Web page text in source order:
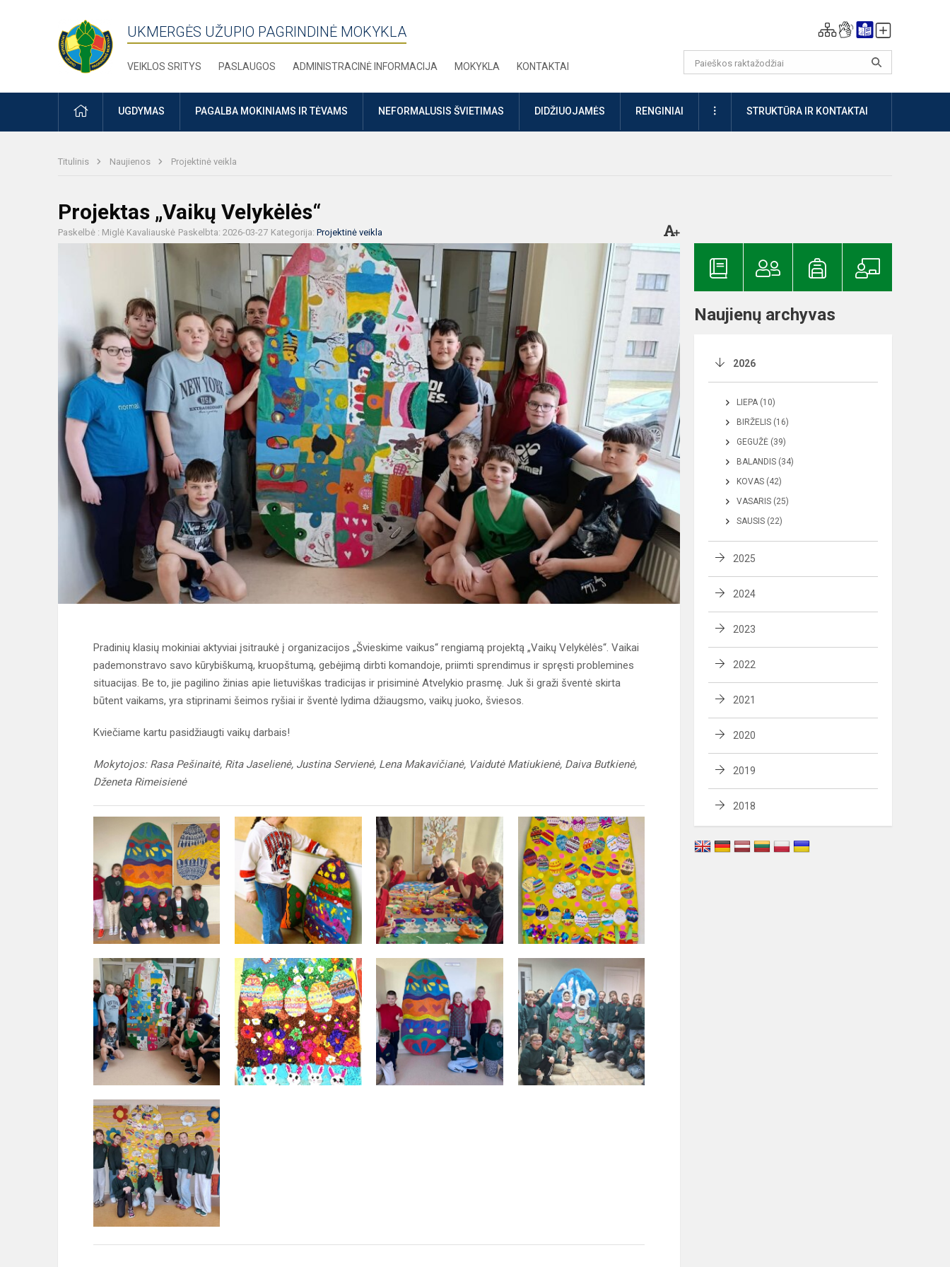
UKMERGĖS UŽUPIO PAGRINDINĖ MOKYKLA
VEIKLOS SRITYS PASLAUGOS ADMINISTRACINĖ INFORMACIJA MOKYKLA KONTAKTAI
PRADŽIAUGDYMAS PAGALBA MOKINIAMS IR TĖVAMS NEFORMALUSIS ŠVIETIMAS DIDŽIUOJAMĖS RENGINIAI DAUGIAUSTRUKTŪRA IR KONTAKTAI
Titulinis Naujienos Projektinė veikla
Projektas „Vaikų Velykėlės“
Paskelbė : Miglė Kavaliauskė Paskelbta: 2026-03-27 Kategorija: Projektinė veikla
Pradinių klasių mokiniai aktyviai įsitraukė į organizacijos „Švieskime vaikus“ rengiamą projektą „Vaikų Velykėlės“. Vaikai
pademonstravo savo kūrybiškumą, kruopštumą, gebėjimą dirbti komandoje, priimti sprendimus ir spręsti problemines
situacijas. Be to, jie pagilino žinias apie lietuviškas tradicijas ir prisiminė Atvelykio prasmę. Juk ši graži šventė skirta
būtent vaikams, yra stiprinami šeimos ryšiai ir šventė lydima džiaugsmo, vaikų juoko, šviesos.
Kviečiame kartu pasidžiaugti vaikų darbais!
Mokytojos: Rasa Pešinaitė, Rita Jaselienė, Justina Servienė, Lena Makavičianė, Vaidutė Matiukienė, Daiva Butkienė,
Dženeta Rimeisienė
Naujienų archyvas
2026
LIEPA (10)
BIRŽELIS (16)
GEGUŽĖ (39)
BALANDIS (34)
KOVAS (42)
VASARIS (25)
SAUSIS (22)
2025
2024
2023
2022
2021
2020
2019
2018